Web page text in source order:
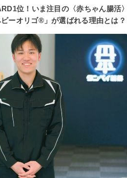
ーオリゴ®」が選ばれる理由とは？